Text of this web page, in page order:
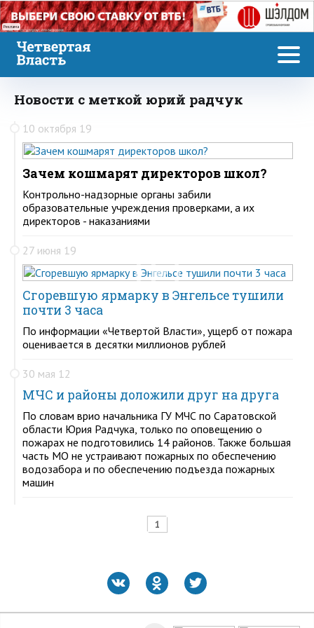
Реклама
Новости с меткой юрий радчук
10 октября 19
Зачем кошмарят директоров школ?
Контрольно-надзорные органы забили
образовательные учреждения проверками, а их
директоров - наказаниями
27 июня 19
Сгоревшую ярмарку в Энгельсе тушили
почти 3 часа
По информации «Четвертой Власти», ущерб от пожара
оценивается в десятки миллионов рублей
30 мая 12
МЧС и районы доложили друг на друга
По словам врио начальника ГУ МЧС по Саратовской
области Юрия Радчука, только по оповещению о
пожарах не подготовились 14 районов. Также большая
часть МО не устраивают пожарных по обеспечению
водозабора и по обеспечению подъезда пожарных
машин
1